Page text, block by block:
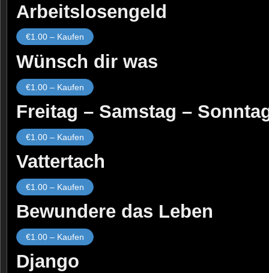
Arbeitslosengeld
€1.00 – Kaufen
Wünsch dir was
€1.00 – Kaufen
Freitag – Samstag –
€1.00 – Kaufen
Vattertach
€1.00 – Kaufen
Bewundere das Leben
€1.00 – Kaufen
Django